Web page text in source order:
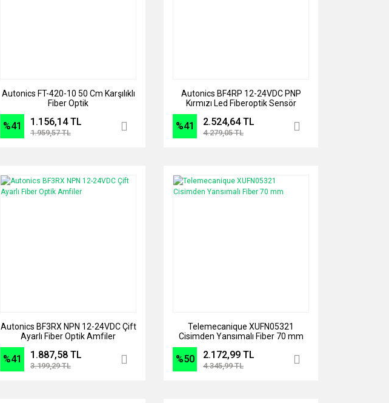
Autonics FT-420-10 50 Cm Karşılıklı
Fiber Optik
%41 1.156,14 TL
1.959,57 TL
Autonics BF4RP 12-24VDC PNP
Kırmızı Led Fiberoptik Sensör
%41 2.524,64 TL
4.279,05 TL
Autonics BF3RX NPN 12-24VDC Çift
Ayarlı Fiber Optik Amfiler
%41 1.887,58 TL
3.199,29 TL
Telemecanique XUFN05321
Cisimden Yansımalı Fiber 70 mm
%50 2.172,99 TL
4.345,99 TL